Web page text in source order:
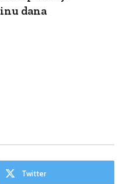
dana
Twitter